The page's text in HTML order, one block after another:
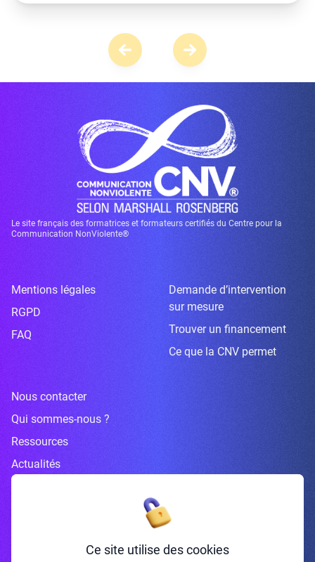
Le site français des formatrices et formateurs certifiés du Centre pour la
Communication NonViolente®
Mentions légales
RGPD
FAQ
Demande d’intervention
sur mesure
Trouver un financement
Ce que la CNV permet
Nous contacter
Qui sommes-nous ?
Ressources
Actualités
Inscrivez-vous à la newsletter
Ce site utilise des cookies